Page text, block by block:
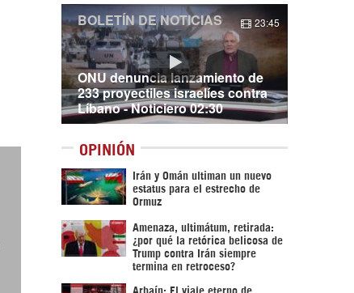
ONU denuncia lanzamiento de
233 proyectiles israelíes contra
Líbano - Noticiero 02:30
BOLETÍN DE NOTICIAS 23:45
OPINIÓN
Irán y Omán ultiman un nuevo
estatus para el estrecho de
Ormuz
Amenaza, ultimátum, retirada:
¿por qué la retórica belicosa de
Trump contra Irán siempre
termina en retroceso?
Arbaín: El viaje eterno de